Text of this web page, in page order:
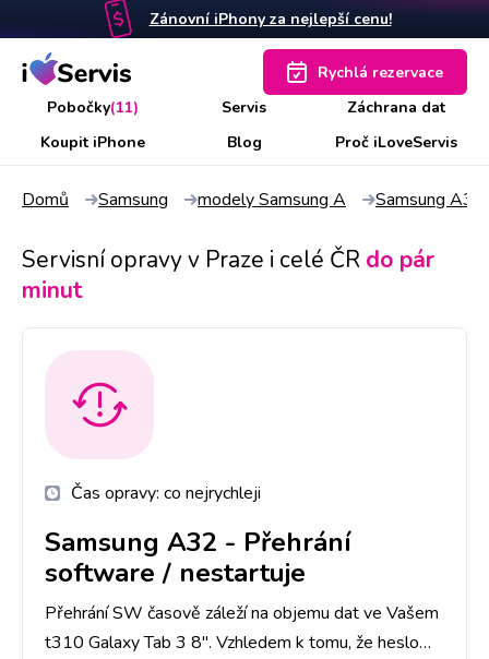
Zánovní iPhony za nejlepší cenu!
Pobočky(11) Servis
Záchrana dat
Koupit iPhone
Blog Proč iLoveServis
Rychlá rezervace
Domů Samsung modely Samsung A Samsung A32
Servisní opravy v Praze i celé ČR do pár
minut
Čas opravy: co nejrychleji
Samsung A32 - Přehrání
software / nestartuje
Přehrání SW časově záleží na objemu dat ve Vašem
t310 Galaxy Tab 3 8". Vzhledem k tomu, že heslo